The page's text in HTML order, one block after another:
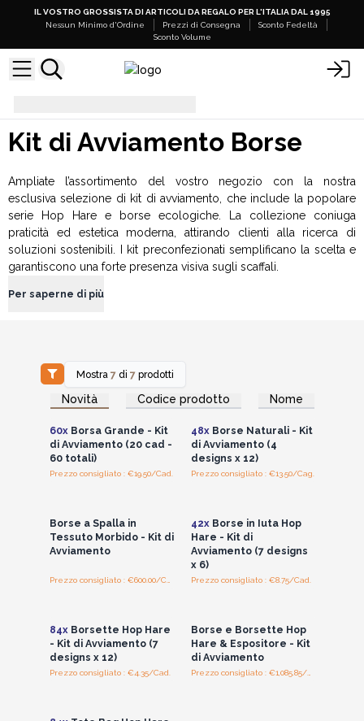
IL VOSTRO GROSSISTA DI ARTICOLI DA REGALO PER L'ITALIA DAL 1995
Nessun Minimo d'Ordine
Prezzi di Consegna
Sconto Fedeltà
Sconto Volume
Kit di Avviamento Borse
Ampliate l’assortimento del vostro negozio con la nostra
esclusiva selezione di kit di avviamento, che include la popolare
serie Hop Hare e borse ecologiche. La collezione coniuga
praticità ed estetica moderna, attirando clienti alla ricerca di
soluzioni sostenibili. I kit preconfezionati semplificano la scelta e
garantiscono una forte presenza visiva sugli scaffali.
Per saperne di più
Mostra7 di7 prodotti
Novità Codice prodotto Nome
Accedi per vedere
i prezzi all'ingrosso
60xBorsa Grande - Kit
di Avviamento (20 cad -
60 totali)
Prezzo consigliato : €19.50/Cad.
Accedi per vedere
i prezzi all'ingrosso
48xBorse Naturali - Kit
di Avviamento (4
designs x 12)
Prezzo consigliato : €13.50/Cag.
Borse a Spalla in
Tessuto Morbido - Kit di
Avviamento
42xBorse in Iuta Hop
Hare - Kit di
Avviamento (7 designs
x 6)
Prezzo consigliato : €8.75/Cad.
84xBorsette Hop Hare
- Kit di Avviamento (7
designs x 12)
Prezzo consigliato : €4.35/Cad.
Borse e Borsette Hop
Hare & Espositore - Kit
di Avviamento
Prezzo consigliato : €1,085.85/Cad.